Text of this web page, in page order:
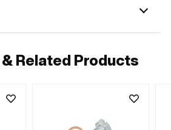
Related Products